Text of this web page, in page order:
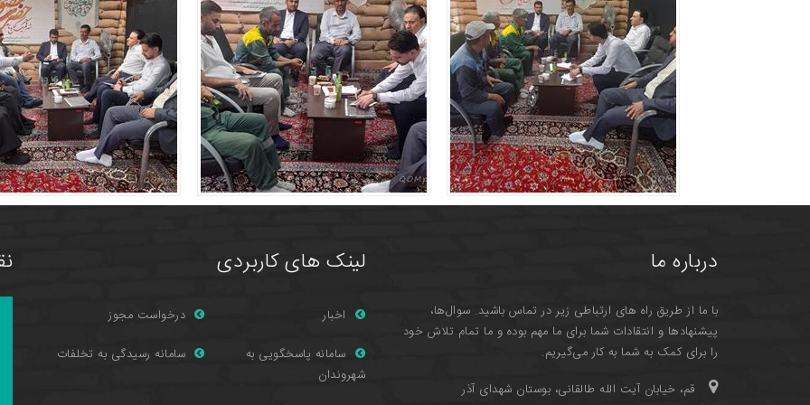
درباره ما
با ما از طریق راه های ارتباطی زیر در تماس باشید. سوال‌ها،
پیشنهادها و انتقادات شما برای ما مهم بوده و ما تمام تلاش خود
را برای کمک به شما به کار می‌گیریم.
قم، خیابان آیت الله طالقانی، بوستان شهدای آذر
لینک های کاربردی
اخبار
درخواست مجوز
سامانه پاسخگویی به
شهروندان
سامانه رسیدگی به تخلفات